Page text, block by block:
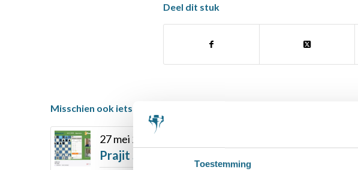
Toestemming
Deel dit stuk
Misschien ook iets voor u
27 mei 2020
Prajit Sai Kumar winnaar NK D Online